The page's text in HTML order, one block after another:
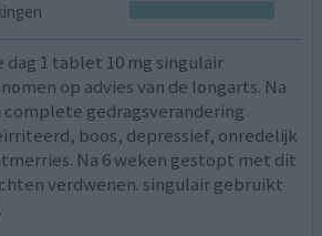
dag 1 tablet 10 mg singulair
op advies van de longarts. Na
complete gedragsverandering
boos, depressief, onredelijk
Na 6 weken gestopt met dit
verdwenen. singulair gebruikt